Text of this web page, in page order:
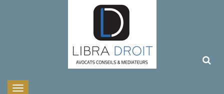
Toggle